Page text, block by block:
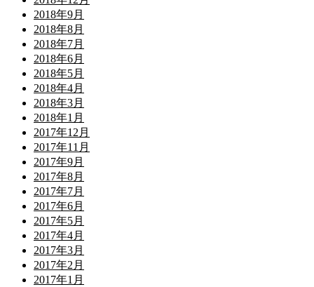
2018年9月
2018年8月
2018年7月
2018年6月
2018年5月
2018年4月
2018年3月
2018年1月
2017年12月
2017年11月
2017年9月
2017年8月
2017年7月
2017年6月
2017年5月
2017年4月
2017年3月
2017年2月
2017年1月